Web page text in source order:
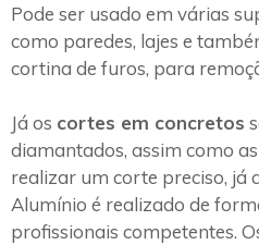
Pode ser usado em várias
como paredes, lajes e
cortina de furos, para
Já os cortes em concretos
diamantados, assim como
realizar um corte preciso, já
Alumínio é realizado de
profissionais competentes.